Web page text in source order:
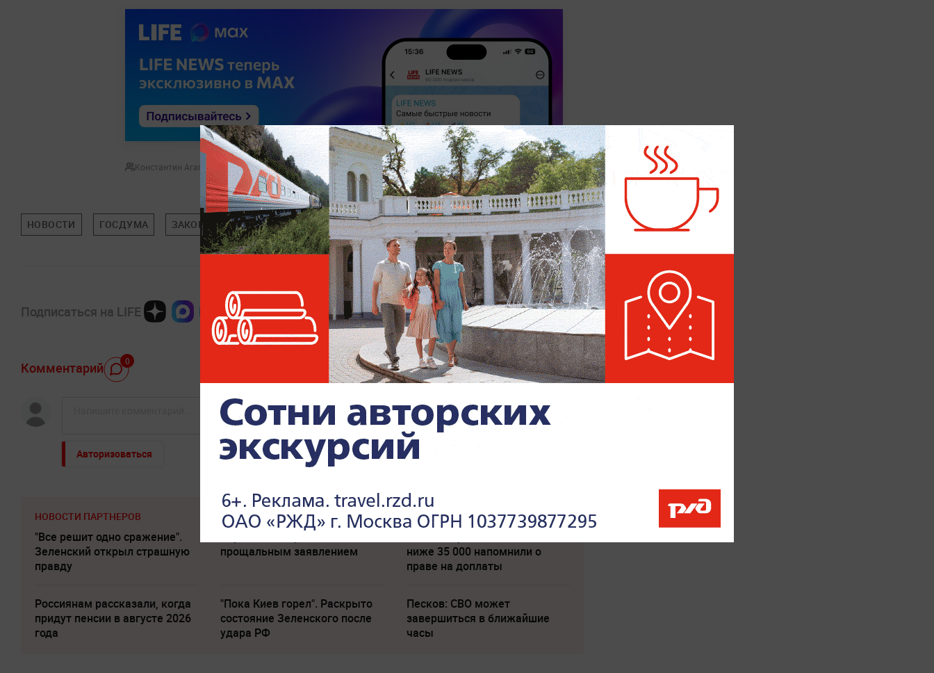
Константин Агапов
НОВОСТИ ГОСДУМА ЗАКОНЫ ЗДОРОВЬЕ
Подписаться на LIFE
Комментарий 0
Авторизоваться
НОВОСТИ ПАРТНЕРОВ
"Все решит одно сражение".
Зеленский открыл страшную
правду
прощальным заявлением
ниже 35 000 напомнили о
праве на доплаты
Россиянам рассказали, когда
придут пенсии в августе 2026
года
"Пока Киев горел". Раскрыто
состояние Зеленского после
удара РФ
Песков: СВО может
завершиться в ближайшие
часы